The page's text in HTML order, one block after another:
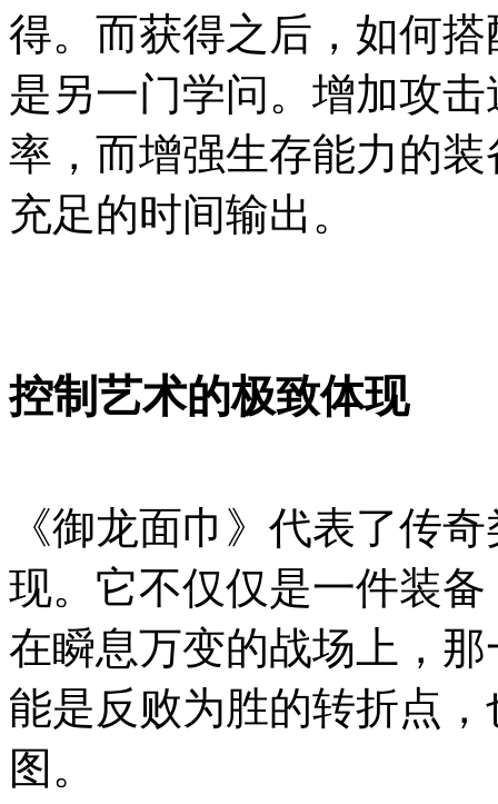
得。而获得之后，如何
是另一门学问。增加攻
率，而增强生存能力的
充足的时间输出。
控制艺术的极致体现
《御龙面巾》代表了传
现。它不仅仅是一件装
在瞬息万变的战场上，
能是反败为胜的转折点
图。